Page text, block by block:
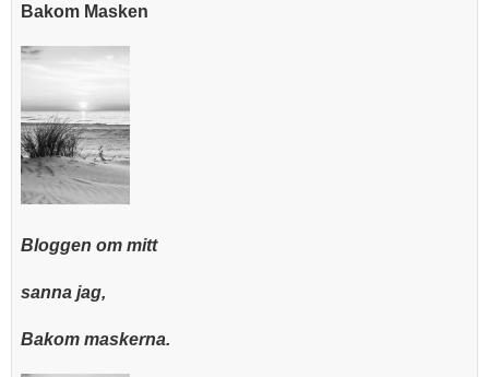
Bakom Masken
Bloggen om mitt
sanna jag,
Bakom maskerna.